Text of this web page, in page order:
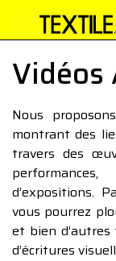
Vidéos
Nous
montrant des
travers des
d’expositions.
vous pourrez
et bien
d’écritures